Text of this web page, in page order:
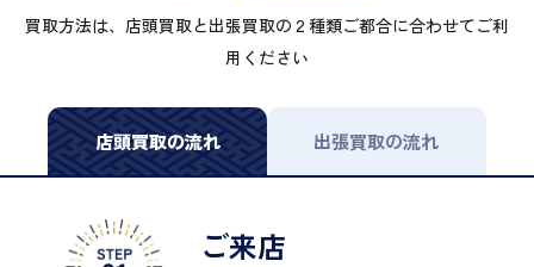
買取方法は、店頭買取と出張買取の２種類ご都合に合わせてご利
用ください
店頭買取の流れ 出張買取の流れ
ご来店